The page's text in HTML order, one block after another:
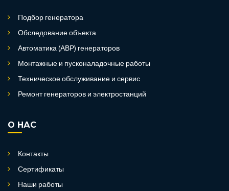
Подбор генератора
Обследование объекта
Автоматика (АВР) генераторов
Монтажные и пусконаладочные работы
Техническое обслуживание и сервис
Ремонт генераторов и электростанций
О НАС
Контакты
Сертификаты
Наши работы